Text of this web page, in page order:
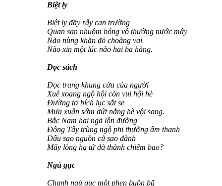
Biệt ly
Biệt ly đầy rẫy can trường
Quan san nhuộm bóng vô thường nước mây
Não nùng khăn đỏ choàng vai
Nào xin một lúc nào hai ba hàng.
Đọc sách
Đọc trang khung cửa của người
Xuê xoang ngộ hội còn vui hội hè
Đường tơ bích lục sắt se
Mưa xuân sớm dứt nắng hè vội sang.
Bắc Nam hai ngả lộn đường
Đông Tây trùng ngộ phi thường âm thanh
Dẫu sao nguồn cũ sao đành
Mấy lòng hạ tứ đã thành chiêm bao?
Ngủ gục
Chạnh ngủ gục một phen buồn bã